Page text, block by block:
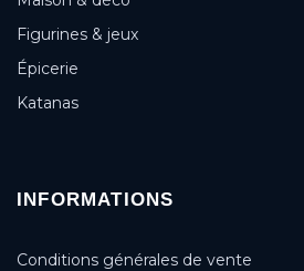
Figurines & jeux
Épicerie
Katanas
INFORMATIONS
Conditions générales de vente